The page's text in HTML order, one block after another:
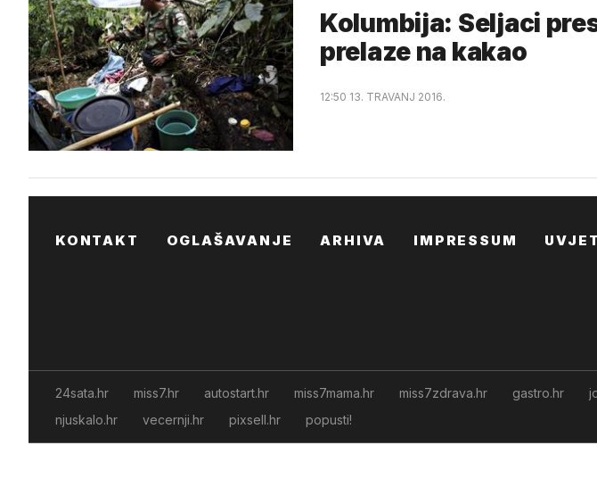
Kolumbija: Seljaci
prelaze na kakao
12:50 13. TRAVANJ 2016.
KONTAKT OGLAŠAVANJE ARHIVA IMPRESSUM
24sata.hr miss7.hr autostart.hr miss7mama.hr miss7zdrava.hr gastro.hr
njuskalo.hr
vecernji.hr pixsell.hr popusti!